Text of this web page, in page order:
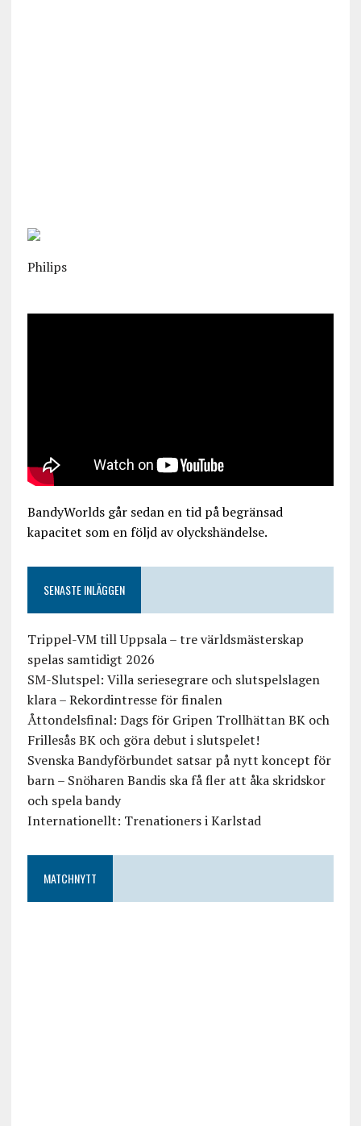
Philips
BandyWorlds går sedan en tid på begränsad
kapacitet som en följd av olyckshändelse.
SENASTE INLÄGGEN
Trippel-VM till Uppsala – tre världsmästerskap
spelas samtidigt 2026
SM-Slutspel: Villa seriesegrare och slutspelslagen
klara – Rekordintresse för finalen
Åttondelsfinal: Dags för Gripen Trollhättan BK och
Frillesås BK och göra debut i slutspelet!
Svenska Bandyförbundet satsar på nytt koncept för
barn – Snöharen Bandis ska få fler att åka skridskor
och spela bandy
Internationellt: Trenationers i Karlstad
MATCHNYTT